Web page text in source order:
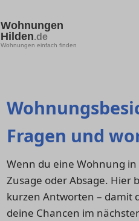
Wohnungen
Hilden.de
Wohnungen einfach finden
Fragen und
Wenn du eine Wohnung
Zusage oder Absage. Hier
kurzen Antworten – damit
deine Chancen im